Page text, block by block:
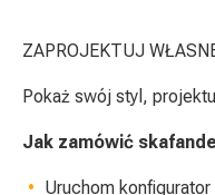
ZAPROJEKTUJ
Pokaż swój styl,
Jak zamówić
Uruchom